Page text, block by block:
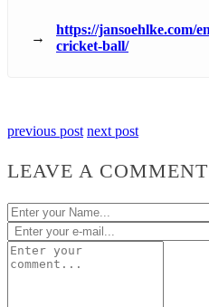
/
cricket-ball/
previous post next post
LEAVE A COMMENT